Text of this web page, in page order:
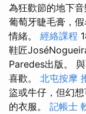
為狂歡節的地下音
葡萄牙睫毛膏，
情緒。 經絡課程
鞋匠
Paredes出版。
喜歡。 北屯按摩
盜或牛仔，但幻
的衣服。 記帳士